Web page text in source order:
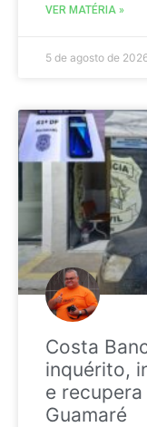
VER MATÉRIA »
5 de agosto de
Costa
inquérito,
e
Guamaré